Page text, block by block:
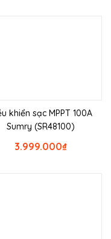
khiển sạc MPPT 100A
Sumry (SR48100)
₫
3.999.000